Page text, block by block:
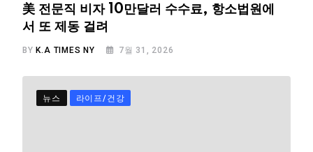
美 전문직 비자 10만달러 수수료, 항소법원에
서 또 제동 걸려
BY K.A TIMES NY 7월 31, 2026
뉴스 라이프/건강